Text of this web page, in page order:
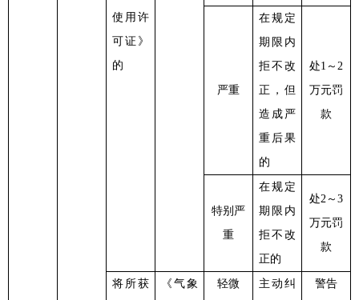
使用许
可证》
的
严重
在规定
期限内
拒不改
正，但
造成严
重后果
的
处1～2
万元罚
款
特别严
重
在规定
期限内
拒不改
正的
处2～3
万元罚
款
将所获
《气象
轻微
主动纠
警告